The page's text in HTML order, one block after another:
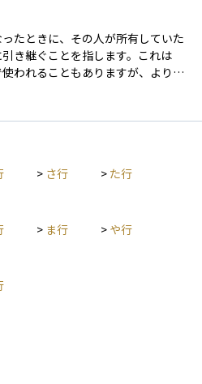
きることが挙げられます。また、
がることで、より柔軟な投資戦略
ます。 ただし、オルタナティブ投
般的に流動性が低い場合が多く、
れることから、長期的な投資視点
たときに、その人が所有していた
き継ぐことを指します。これは
使われることもありますが、より広
> さ行 > た行
> ま行 > や行